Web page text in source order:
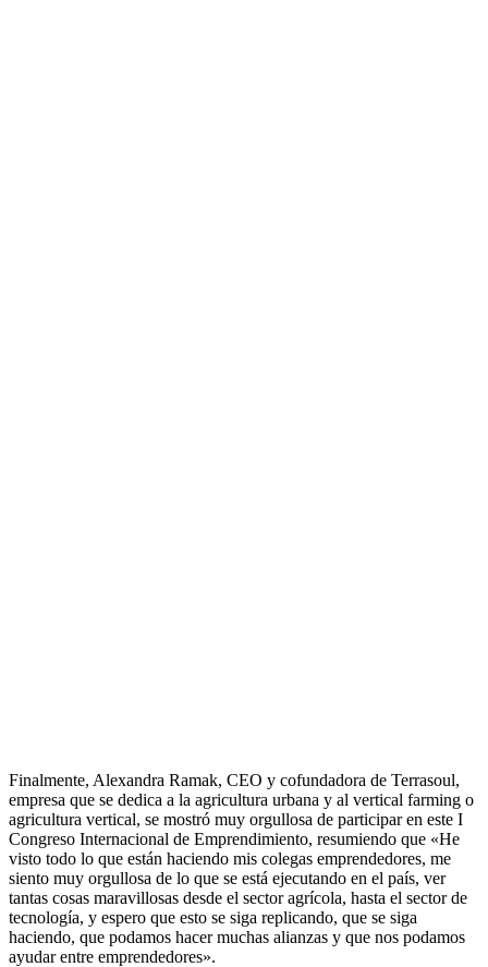
Finalmente, Alexandra Ramak, CEO y cofundadora de Terrasoul,
empresa que se dedica a la agricultura urbana y al vertical farming o
agricultura vertical, se mostró muy orgullosa de participar en este I
Congreso Internacional de Emprendimiento, resumiendo que «He
visto todo lo que están haciendo mis colegas emprendedores, me
siento muy orgullosa de lo que se está ejecutando en el país, ver
tantas cosas maravillosas desde el sector agrícola, hasta el sector de
tecnología, y espero que esto se siga replicando, que se siga
haciendo, que podamos hacer muchas alianzas y que nos podamos
ayudar entre emprendedores».